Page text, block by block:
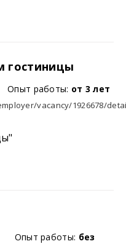
гостиницы
Опыт работы: от 3 лет
vacancy/1926678/
Опыт работы: без